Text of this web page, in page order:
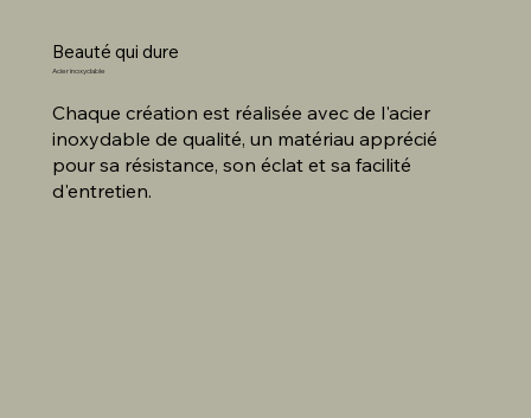
Beauté qui dure
Acier inoxydable
Chaque création est réalisée avec de l'acier
inoxydable de qualité, un matériau apprécié
pour sa résistance, son éclat et sa facilité
d'entretien.